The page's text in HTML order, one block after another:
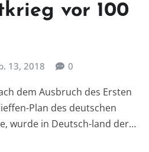
vor 100
13, 2018 0
dem Ausbruch des Ersten
Plan des deutschen
wurde in Deutsch-land der…